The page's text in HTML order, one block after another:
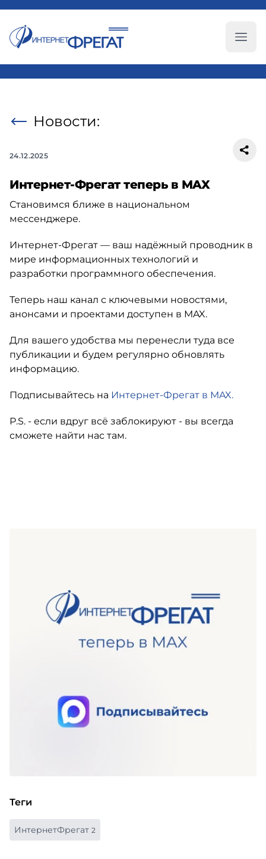
Новости:
24.12.2025
Интернет-Фрегат теперь в MAX
Становимся ближе в национальном
мессенджере.
Интернет-Фрегат — ваш надёжный проводник в
мире информационных технологий и
разработки программного обеспечения.
Теперь наш канал с ключевыми новостями,
анонсами и проектами доступен в MAX.
Для вашего удобства мы перенесли туда все
публикации и будем регулярно обновлять
информацию.
Подписывайтесь на Интернет-Фрегат в MAX.
P.S. - если вдруг всё заблокируют - вы всегда
сможете найти нас там.
Теги
ИнтернетФрегат 2